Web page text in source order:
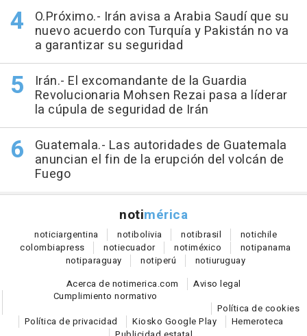
O.Próximo.- Irán avisa a Arabia Saudí que su
nuevo acuerdo con Turquía y Pakistán no va
a garantizar su seguridad
Irán.- El excomandante de la Guardia
Revolucionaria Mohsen Rezai pasa a líderar
la cúpula de seguridad de Irán
Guatemala.- Las autoridades de Guatemala
anuncian el fin de la erupción del volcán de
Fuego
notimérica
noticiargentina notibolivia notibrasil notichile
colombiapress notiecuador notiméxico notipanama
notiparaguay notiperú notiuruguay
Acerca de notimerica.com
Aviso legal
Cumplimiento normativo
Política de cookies
Política de privacidad
Kiosko Google Play
Hemeroteca